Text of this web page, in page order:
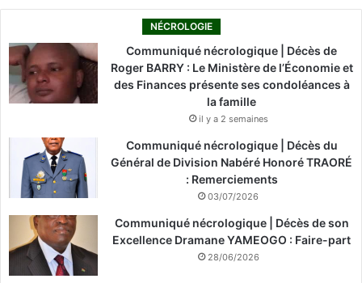
NÉCROLOGIE
Communiqué nécrologique | Décès de
Roger BARRY : Le Ministère de l’Économie et
des Finances présente ses condoléances à
la famille
il y a 2 semaines
Communiqué nécrologique | Décès du
Général de Division Nabéré Honoré TRAORÉ
: Remerciements
03/07/2026
Communiqué nécrologique | Décès de son
Excellence Dramane YAMEOGO : Faire-part
28/06/2026